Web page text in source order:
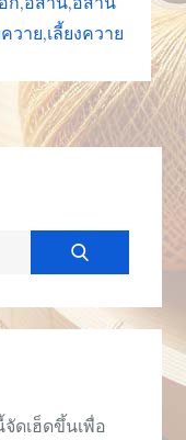
ควาย เลี้ยงควาย
ดเฮ็ดขึ้นเพื่อ